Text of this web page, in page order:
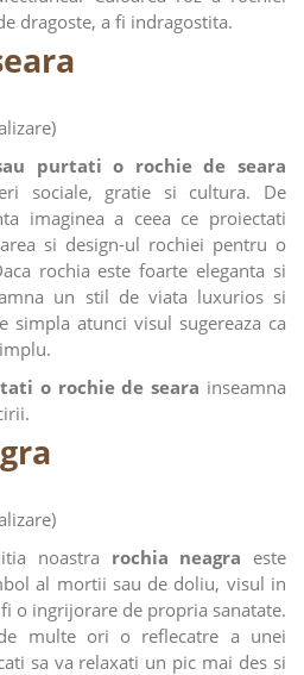
dragoste, a fi indragostita.
purtati o rochie de seara
sociale, gratie si cultura. De
imaginea a ceea ce proiectati
si design-ul rochiei pentru o
rochia este foarte eleganta si
un stil de viata luxurios si
simpla atunci visul sugereaza ca
o rochie de seara inseamna
noastra rochia neagra este
al mortii sau de doliu, visul in
o ingrijorare de propria sanatate.
multe ori o reflecatre a unei
sa va relaxati un pic mai des si